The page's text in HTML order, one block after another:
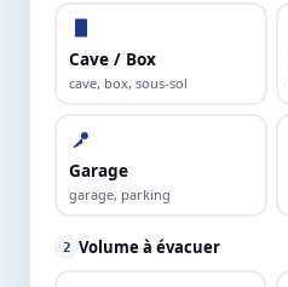
Cave / Box
cave, box, sous-sol
Garage
garage, parking
2 Volume à évacuer